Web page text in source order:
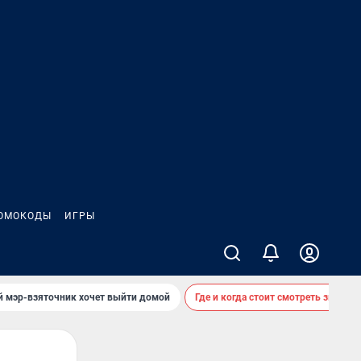
ИГРЫ
мэр-взяточник хочет выйти домой Где и когда стоит смотреть